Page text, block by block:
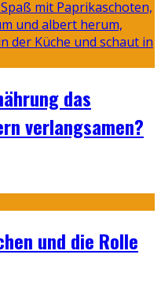
das
verlangsamen?
und die Rolle